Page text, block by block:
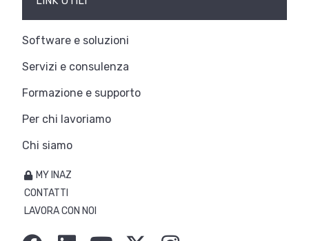
Software e soluzioni
Servizi e consulenza
Formazione e supporto
Per chi lavoriamo
Chi siamo
MY INAZ
CONTATTI
LAVORA CON NOI